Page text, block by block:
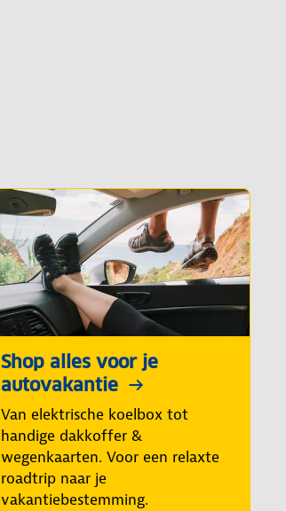
Shop alles voor je
autovakantie
Van elektrische koelbox tot
handige dakkoffer &
wegenkaarten. Voor een relaxte
roadtrip naar je
vakantiebestemming.